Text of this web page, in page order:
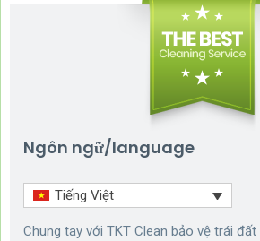
Ngôn ngữ/language
Tiếng Việt
Chung tay với TKT Clean bảo vệ trái đất